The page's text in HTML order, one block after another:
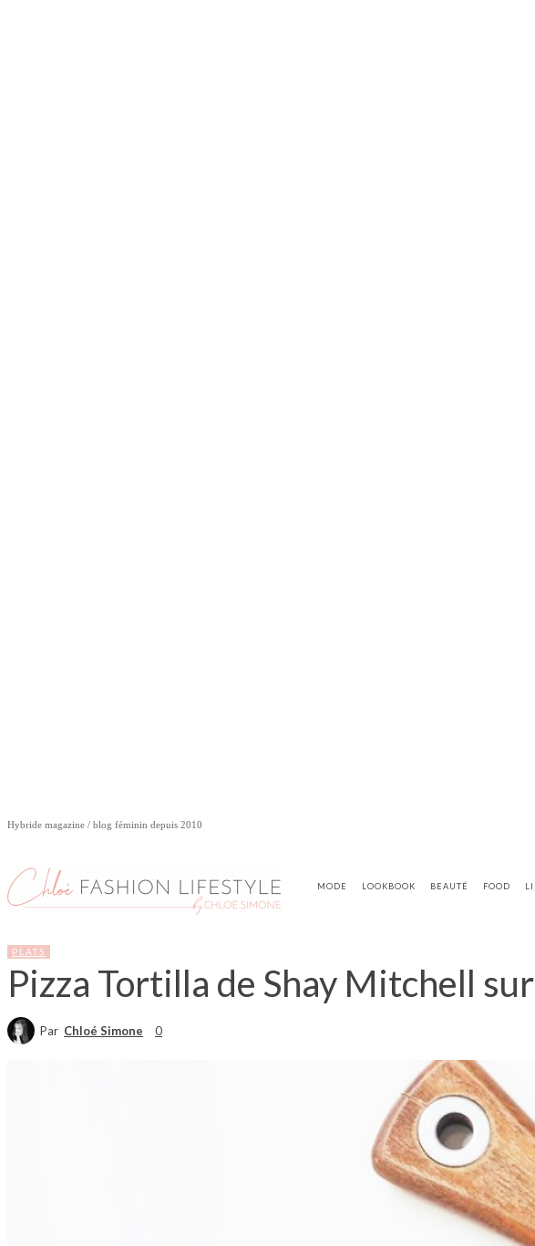
Hybride magazine / blog féminin depuis 2010
MODE LOOKBOOK BEAUTÉ FOOD
PLATS
Pizza Tortilla de Shay Mitchell
Par Chloé Simone 0